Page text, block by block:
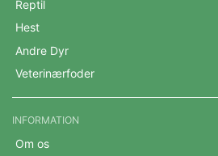
Reptil
Hest
Andre Dyr
Veterinærfoder
INFORMATION
Om os